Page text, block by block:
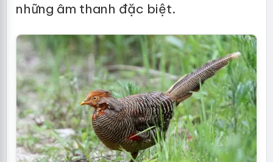
những âm thanh đặc biệt.